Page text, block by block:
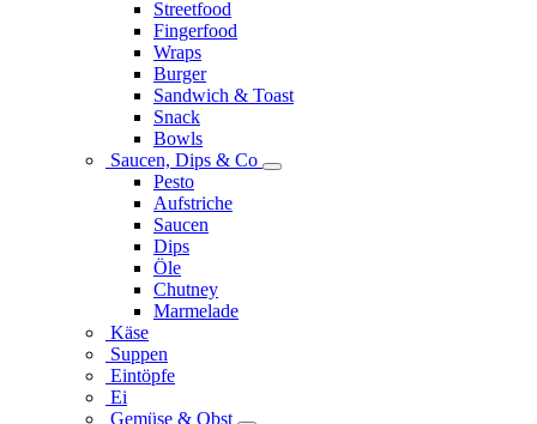
Streetfood
Fingerfood
Wraps
Burger
Sandwich & Toast
Snack
Bowls
Saucen, Dips & Co
Pesto
Aufstriche
Saucen
Dips
Öle
Chutney
Marmelade
Käse
Suppen
Eintöpfe
Ei
Gemüse & Obst